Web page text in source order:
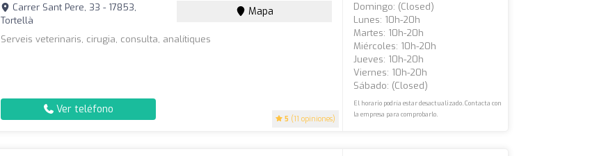
5 (11 opiniones)
Carrer Sant Pere, 33 - 17853,
Tortellà
Mapa
Serveis veterinaris, cirugia, consulta, analítiques
Ver teléfono
Domingo: (closed)
Lunes: 10h-20h
Martes: 10h-20h
Miércoles: 10h-20h
Jueves: 10h-20h
Viernes: 10h-20h
Sábado: (closed)
El horario podría estar desactualizado. Contacta con
la empresa para comprobarlo.